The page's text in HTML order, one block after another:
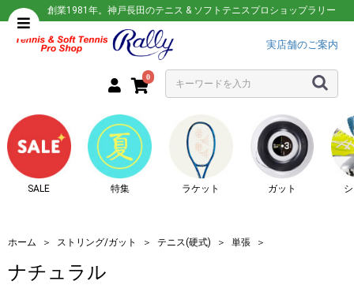
創業1981年。神戸長田のテニス & ソフトテニスプロショップラリー
実店舗のご案内
0
SALE 特集 ラケット ガット
ホーム ＞ ストリング/ガット ＞ テニス(硬式) ＞ 単張 ＞
ナチュラル